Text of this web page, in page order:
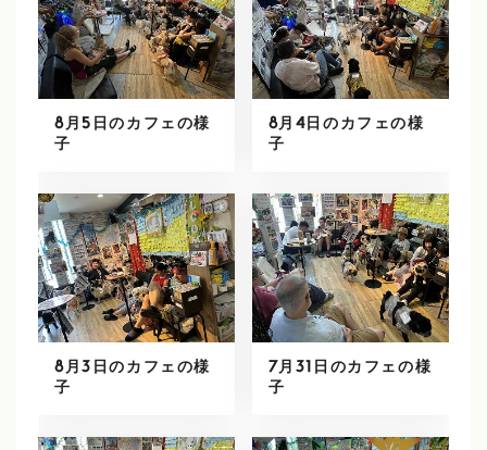
8月5日のカフェの様
子
8月4日のカフェの様
子
8月3日のカフェの様
子
7月31日のカフェの様
子